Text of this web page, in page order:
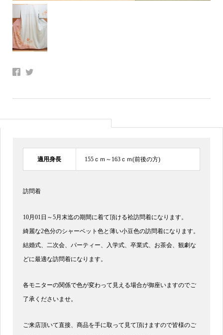
訪問着
10月01日～5月末迄の期間に着て頂ける袷訪問着になります。
綺麗な2色分のシャーベット色と薄い小豆色の訪問着になります。
結婚式、二次会、パーティー、入学式、卒業式、お茶会、観劇な
どに最適な訪問着になります。
各モニターの関係で色が変わって見える場合が御座いますのでご
了承くださいませ。
ご来店頂いて直接、商品を手に取って見て頂けますので皆様のご
適用身長 155ｃｍ～163ｃｍ(前後の方)